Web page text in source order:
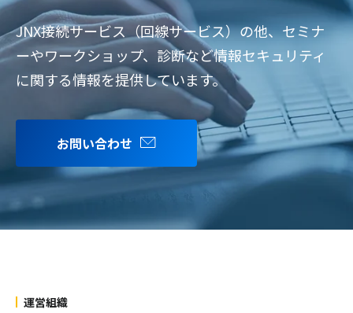
JNX接続サービス（回線サービス）の他、セミナ
ーやワークショップ、診断など情報セキュリティ
に関する情報を提供しています。
お問い合わせ
運営組織